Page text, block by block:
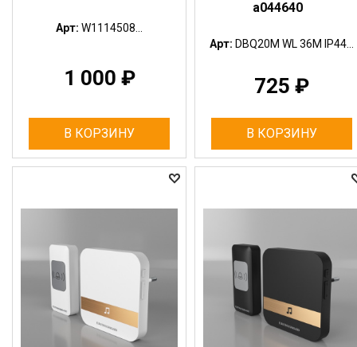
Арт: W1114508...
1 000 ₽
В КОРЗИНУ
a044640
Арт: DBQ20M WL 36M IP44...
725 ₽
В КОРЗИНУ